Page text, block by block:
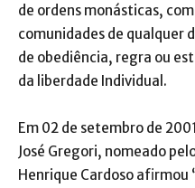
de ordens monásticas,
comunidades de qualquer
de obediência, regra ou
da liberdade Individual.
Em 02 de setembro de
José Gregori, nomeado
Henrique Cardoso afirmou